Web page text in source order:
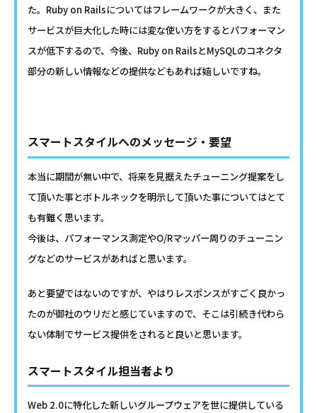
た。Ruby on Railsについてはフレームワークが大きく、また
サービスが巨大化した時には変な使い方をするとパフォーマン
スが低下するので、今後、Ruby on RailsとMySQLのコネクタ
部分の新しい情報などの提供などもあれば嬉しいですね。
スマートスタイルへのメッセージ・要望
本当に期間が無い中で、将来を見据えたチューニング提案をし
て頂いた事とボトルネックを明示して頂いた事についてはとて
も有難く思います。
今後は、パフォーマンス測定やO/Rマッパー周りのチューニン
グなどのサービスがあればと思います。
あと要望ではないのですが、やはりレスポンスがすごく良かっ
たのが御社のウリだと感じていますので、そこは引続き代わら
ない体制でサービス提供をされると良いと思います。
スマートスタイル担当者より
Web 2.0に特化した新しいグループウェアを世に提供している